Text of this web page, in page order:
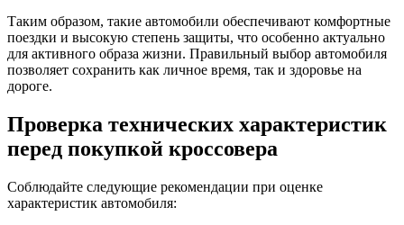
Таким образом, такие автомобили обеспечивают комфортные
поездки и высокую степень защиты, что особенно актуально
для активного образа жизни. Правильный выбор автомобиля
позволяет сохранить как личное время, так и здоровье на
дороге.
Проверка технических характеристик
перед покупкой кроссовера
Соблюдайте следующие рекомендации при оценке
характеристик автомобиля: